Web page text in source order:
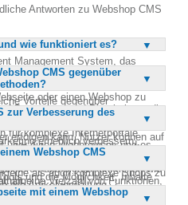
Antworten zu Webshop CMS
wie funktioniert es?
Management System, das
von Online-Shops
ohne tiefgehende
oder einen Webshop zu
Bausteinen und Platzhaltern, die
Es bietet Flexibilität und ist
für komplexe Internetportale
über einen Webbrowser, und es
hochgeladen werden. Ein
und bietet Funktionen wie
CMS gegenüber
Vorteile gegenüber
Es ist kostengünstiger, da
erforderlich sind und die
erfolgen kann. Nutzer können auf
Textbausteine zurückgreifen,
zu gestalten. Die Flexibilität des
als auch komplexe Shops zu
wie Artikelverwaltung,
integriert. Ein weiterer
zur Verbesserung des
erheblich verbessern,
Plattform zur Verfügung stellt,
aktualisiert werden können.
und die Möglichkeit, Inhalte
in Suchmaschinen
die Verwendung von Templates
Webshop CMS
eine Vielzahl von Funktionen,
erleichtern. Dazu gehören die
mit einem Webshop